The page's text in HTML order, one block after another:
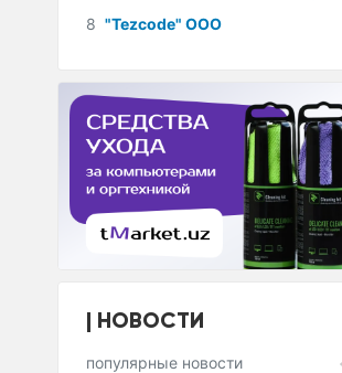
8 "Tezcode" ООО
НОВОСТИ
популярные новости